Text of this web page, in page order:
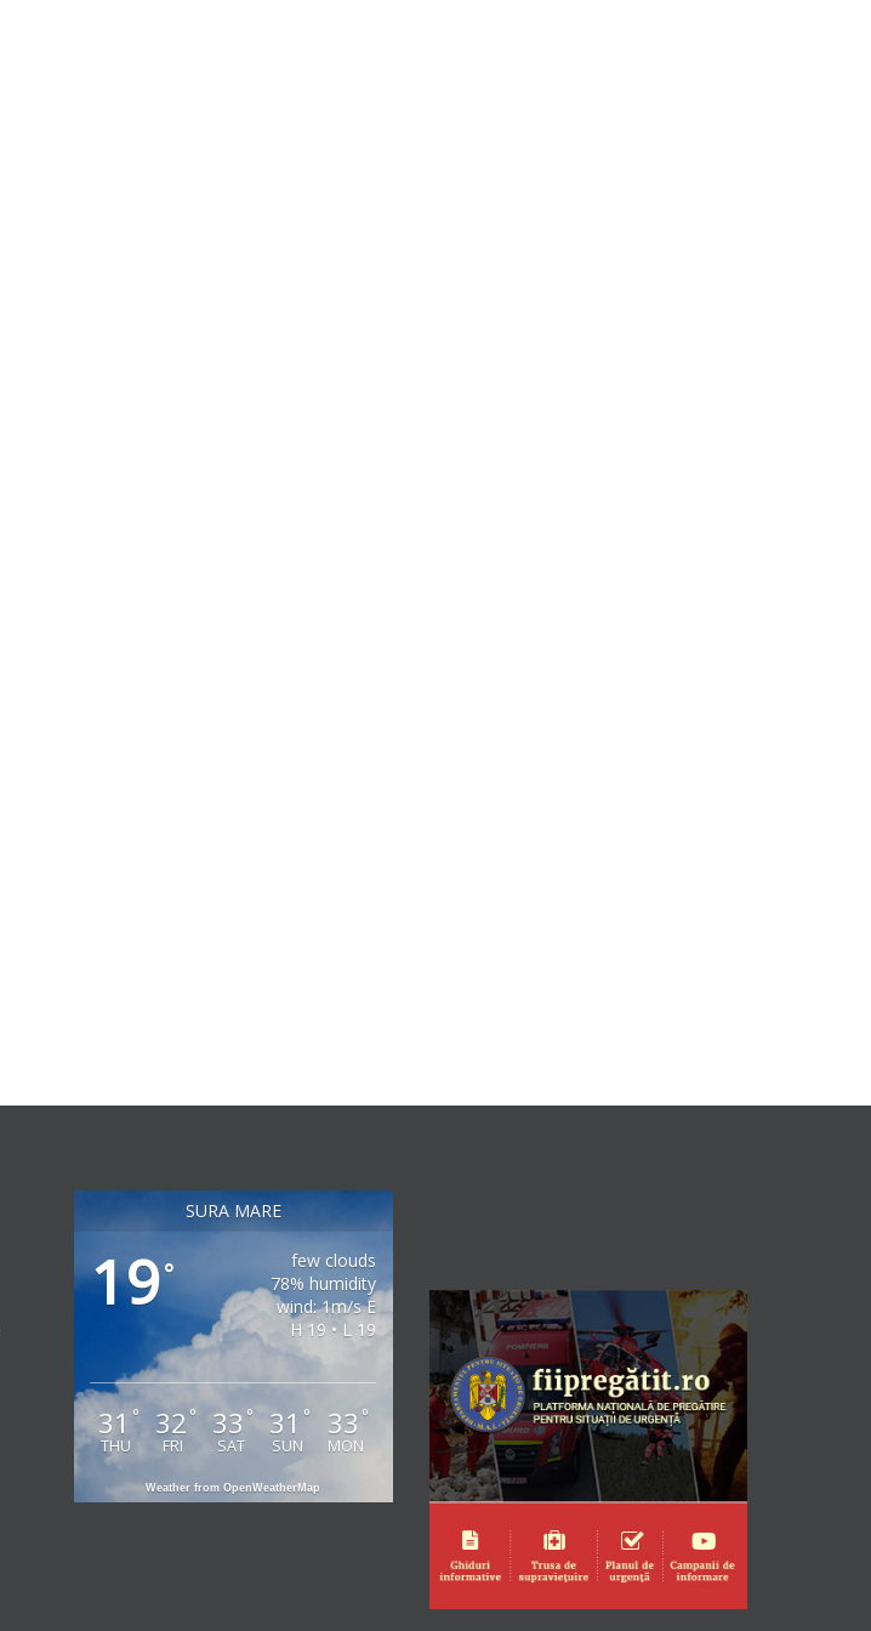
SURA MARE
19°
few clouds
78% humidity
wind: 1m/s E
H 19 • L 19
31 °
THU
32 °
FRI
33 °
SAT
31 °
SUN
33 °
MON
Weather from OpenWeatherMap